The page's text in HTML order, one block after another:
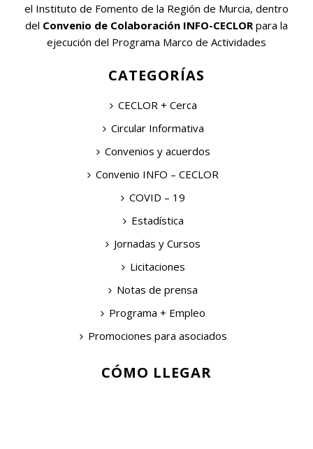
el Instituto de Fomento de la Región de Murcia, dentro
del Convenio de Colaboración INFO-CECLOR para la
ejecución del Programa Marco de Actividades
CATEGORÍAS
CECLOR + Cerca
Circular Informativa
Convenios y acuerdos
Convenio INFO – CECLOR
COVID – 19
Estadística
Jornadas y Cursos
Licitaciones
Notas de prensa
Programa + Empleo
Promociones para asociados
CÓMO LLEGAR